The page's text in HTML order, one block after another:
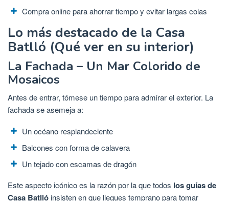
Compra online para ahorrar tiempo y evitar largas colas
Lo más destacado de la Casa
Batlló (Qué ver en su interior)
La Fachada – Un Mar Colorido de
Mosaicos
Antes de entrar, tómese un tiempo para admirar el exterior. La
fachada se asemeja a:
Un océano resplandeciente
Balcones con forma de calavera
Un tejado con escamas de dragón
Este aspecto icónico es la razón por la que todos los guías de
Casa Batlló insisten en que llegues temprano para tomar